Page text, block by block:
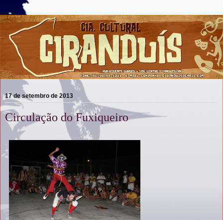
17 de setembro de 2013
Circulação do Fuxiqueiro